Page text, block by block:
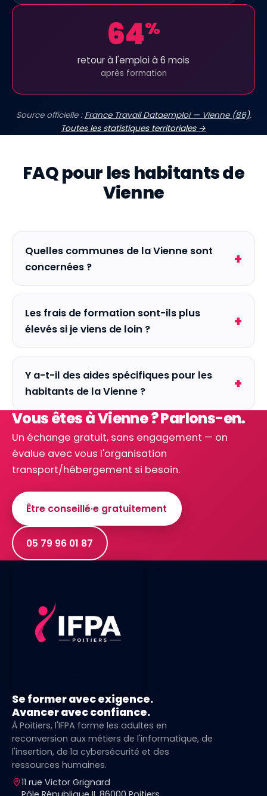
64%
retour à l'emploi à 6 mois
après formation
Source officielle : France Travail Dataemploi — Vienne (86).
Toutes les statistiques territoriales →
FAQ pour les habitants de
Vienne
Quelles communes de la Vienne sont
concernées ?
Les frais de formation sont-ils plus
élevés si je viens de loin ?
Y a-t-il des aides spécifiques pour les
habitants de la Vienne ?
Vous êtes à Vienne ? Parlons-en.
Un échange gratuit, sans engagement — on
évalue avec vous l'organisation
transport/hébergement si besoin.
Être conseillé·e gratuitement
05 79 96 01 87
Se former avec exigence.
Avancer avec confiance.
À Poitiers, l'IFPA forme les adultes en
reconversion aux métiers de l'informatique, de
l'insertion, de la cybersécurité et des
ressources humaines.
11 rue Victor Grignard